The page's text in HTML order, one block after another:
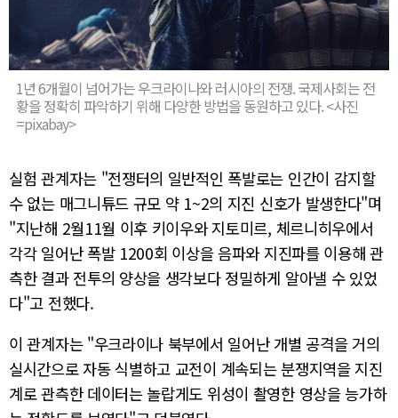
1년 6개월이 넘어가는 우크라이나와 러시아의 전쟁. 국제사회는 전
황을 정확히 파악하기 위해 다양한 방법을 동원하고 있다. <사진
=pixabay>
실험 관계자는 "전쟁터의 일반적인 폭발로는 인간이 감지할
수 없는 매그니튜드 규모 약 1~2의 지진 신호가 발생한다"며
"지난해 2월11월 이후 키이우와 지토미르, 체르니히우에서
각각 일어난 폭발 1200회 이상을 음파와 지진파를 이용해 관
측한 결과 전투의 양상을 생각보다 정밀하게 알아낼 수 있었
다"고 전했다.
이 관계자는 "우크라이나 북부에서 일어난 개별 공격을 거의
실시간으로 자동 식별하고 교전이 계속되는 분쟁지역을 지진
계로 관측한 데이터는 놀랍게도 위성이 촬영한 영상을 능가하